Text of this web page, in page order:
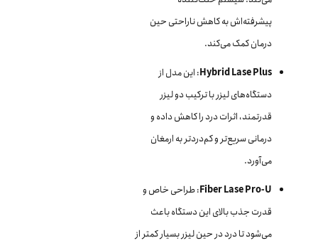
پیشرفته‌اش به کاهش ناراحتی حین
درمان کمک می‌کند.
Hybrid Lase Plus: این مدل از
دستگاه‌های لیزر با ترکیب دو لیزر
قدرتمند، اثرات درد را کاهش داده و
درمانی سریع‌تر و کم‌دردتر به ارمغان
می‌آورد.
Fiber Lase Pro-U: طراحی خاص و
قدرت جذب بالای این دستگاه باعث
می‌شود تا درد در حین لیزر بسیار کمتر از